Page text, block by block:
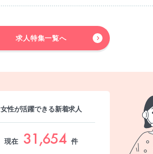
求人特集一覧へ
女性が活躍できる新着求人
現在 31,654 件